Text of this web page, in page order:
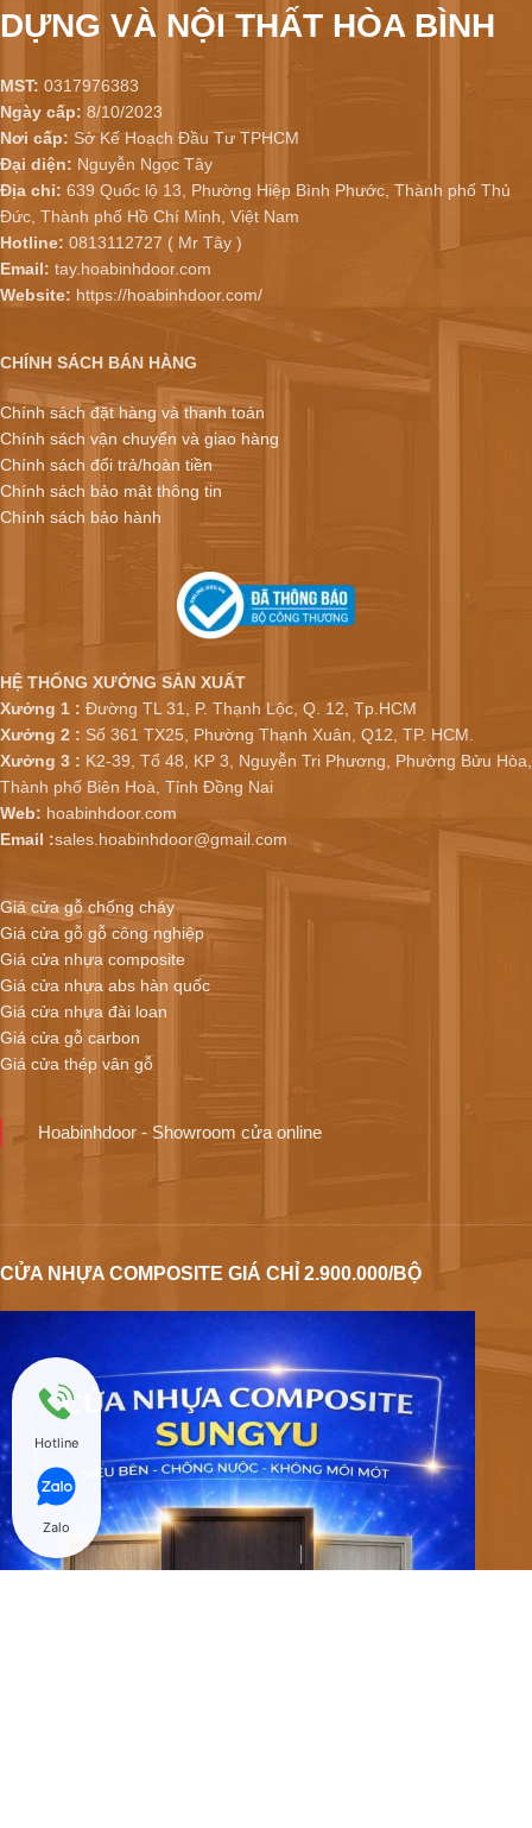
DỰNG VÀ NỘI THẤT HÒA BÌNH
MST: 0317976383
Ngày cấp: 8/10/2023
Nơi cấp: Sở Kế Hoạch Đầu Tư TPHCM
Đại diện: Nguyễn Ngọc Tây
Địa chỉ: 639 Quốc lộ 13, Phường Hiệp Bình Phước, Thành phố Thủ
Đức, Thành phố Hồ Chí Minh, Việt Nam
Hotline: 0813112727 ( Mr Tây )
Email: tay.hoabinhdoor.com
Website: https://hoabinhdoor.com/
CHÍNH SÁCH BÁN HÀNG
Chính sách đặt hàng và thanh toán
Chính sách vận chuyển và giao hàng
Chính sách đổi trả/hoàn tiền
Chính sách bảo mật thông tin
Chính sách bảo hành
HỆ THỐNG XƯỞNG SẢN XUẤT
Xưởng 1 : Đường TL 31, P. Thạnh Lộc, Q. 12, Tp.HCM
Xưởng 2 : Số 361 TX25, Phường Thạnh Xuân, Q12, TP. HCM.
Xưởng 3 : K2-39, Tổ 48, KP 3, Nguyễn Tri Phương, Phường Bửu Hòa,
Thành phố Biên Hoà, Tỉnh Đồng Nai
Web: hoabinhdoor.com
Email :sales.hoabinhdoor@gmail.com
Giá cửa gỗ chống cháy
Giá cửa gỗ gỗ công nghiệp
Giá cửa nhựa composite
Giá cửa nhựa abs hàn quốc
Giá cửa nhựa đài loan
Giá cửa gỗ carbon
Giá cửa thép vân gỗ
Hoabinhdoor - Showroom cửa online
CỬA NHỰA COMPOSITE GIÁ CHỈ 2.900.000/BỘ
Hotline
Zalo